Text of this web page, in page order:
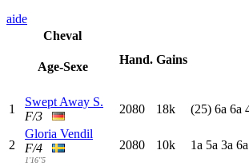
aide
Cheval
Age-Sexe
Hand. Gains
1
Swept Away S.
F/3
2080 18k (25) 6a 6a
2
Gloria Vendil
F/4
1'16"5
2080 10k 1a 5a 3a 6a